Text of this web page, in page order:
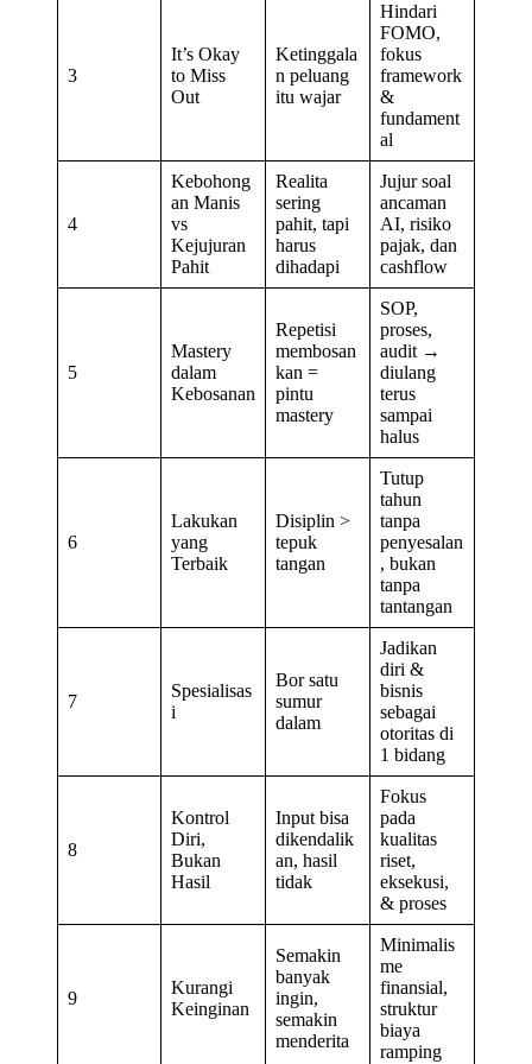
3
It’s Okay
to Miss
Out
Ketinggala
n peluang
itu wajar
Hindari
FOMO,
fokus
framework
&
fundament
al
4
Kebohong
an Manis
vs
Kejujuran
Pahit
Realita
sering
pahit, tapi
harus
dihadapi
Jujur soal
ancaman
AI, risiko
pajak, dan
cashflow
5
Mastery
dalam
Kebosanan
Repetisi
membosan
kan =
pintu
mastery
SOP,
proses,
audit →
diulang
terus
sampai
halus
6
Lakukan
yang
Terbaik
Disiplin >
tepuk
tangan
Tutup
tahun
tanpa
penyesalan
, bukan
tanpa
tantangan
7
Spesialisas
i
Bor satu
sumur
dalam
Jadikan
diri &
bisnis
sebagai
otoritas di
1 bidang
8
Kontrol
Diri,
Bukan
Hasil
Input bisa
dikendalik
an, hasil
tidak
Fokus
pada
kualitas
riset,
eksekusi,
& proses
9
Kurangi
Keinginan
Semakin
banyak
ingin,
semakin
menderita
Minimalis
me
finansial,
struktur
biaya
ramping